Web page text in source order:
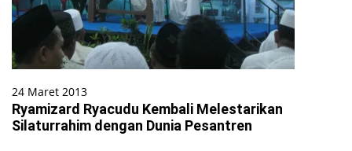
24 Maret 2013
Ryamizard Ryacudu Kembali Melestarikan
Silaturrahim dengan Dunia Pesantren